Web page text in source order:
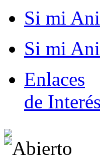
Si mi
Si mi
Enlaces
de Interés